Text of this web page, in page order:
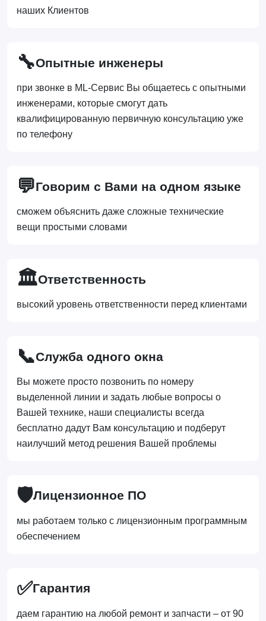
наших Клиентов
🔧Опытные инженеры
при звонке в ML-Сервис Вы общаетесь с опытными
инженерами, которые смогут дать
квалифицированную первичную консультацию уже
по телефону
💬Говорим с Вами на одном языке
сможем объяснить даже сложные технические
вещи простыми словами
🏛️Ответственность
высокий уровень ответственности перед клиентами
📞Служба одного окна
Вы можете просто позвонить по номеру
выделенной линии и задать любые вопросы о
Вашей технике, наши специалисты всегда
бесплатно дадут Вам консультацию и подберут
наилучший метод решения Вашей проблемы
🛡️Лицензионное ПО
мы работаем только с лицензионным программным
обеспечением
✅Гарантия
даем гарантию на любой ремонт и запчасти – от 90